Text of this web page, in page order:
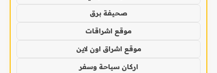
صحيفة برق
موقع اشراقات
موقع اشراق اون لاين
اركان سياحة وسفر